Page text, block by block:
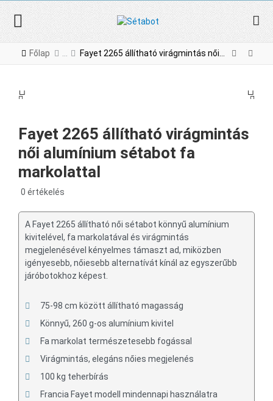
Főlap Fayet 2265 állítható virágmintás női alumínium sétabot fa markolattal
Fayet 2265 állítható virágmintás
női alumínium sétabot fa
markolattal
0 értékelés
A Fayet 2265 állítható női sétabot könnyű alumínium
kivitelével, fa markolatával és virágmintás
megjelenésével kényelmes támaszt ad, miközben
igényesebb, nőiesebb alternatívát kínál az egyszerűbb
járóbotokhoz képest.
75-98 cm között állítható magasság
Könnyű, 260 g-os alumínium kivitel
Fa markolat természetesebb fogással
Virágmintás, elegáns nőies megjelenés
100 kg teherbírás
Francia Fayet modell mindennapi használatra